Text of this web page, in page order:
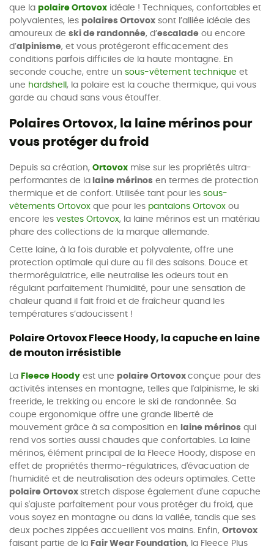
que la polaire Ortovox idéale ! Techniques, confortables et
polyvalentes, les polaires Ortovox sont l’alliée idéale des
amoureux de ski de randonnée, d’escalade ou encore
d’alpinisme, et vous protégeront efficacement des
conditions parfois difficiles de la haute montagne. En
seconde couche, entre un sous-vêtement technique et
une hardshell , la polaire est la couche thermique, qui vous
garde au chaud sans vous étouffer.
Polaires Ortovox, la laine mérinos pour
vous protéger du froid
Depuis sa création, Ortovox mise sur les propriétés ultra-
performantes de la laine mérinos en termes de protection
thermique et de confort. Utilisée tant pour les sous-
vêtements Ortovox que pour les pantalons Ortovox ou
encore les vestes Ortovox, la laine mérinos est un matériau
phare des collections de la marque allemande.
Cette laine, à la fois durable et polyvalente, offre une
protection optimale qui dure au fil des saisons. Douce et
thermorégulatrice, elle neutralise les odeurs tout en
régulant parfaitement l’humidité, pour une sensation de
chaleur quand il fait froid et de fraîcheur quand les
températures s’adoucissent !
Polaire Ortovox Fleece Hoody, la capuche en laine
de mouton irrésistible
La Fleece Hoody est une polaire Ortovox conçue pour des
activités intenses en montagne, telles que l'alpinisme, le ski
freeride, le trekking ou encore le ski de randonnée. Sa
coupe ergonomique offre une grande liberté de
mouvement grâce à sa composition en
laine mérinos qui
rend vos sorties aussi chaudes que confortables. La laine
mérinos, élément principal de la Fleece Hoody, dispose en
effet de propriétés thermo-régulatrices, d'évacuation de
l'humidité et de neutralisation des odeurs optimales. Cette
polaire Ortovox stretch dispose également d'une capuche
qui s'ajuste parfaitement pour vous protéger du froid, que
vous soyez en montagne ou dans la vallée, tandis que ses
deux poches zippées accueillent vos mains. Enfin, Ortovox
faisant partie de la Fair Wear Foundation, la Fleece Plus